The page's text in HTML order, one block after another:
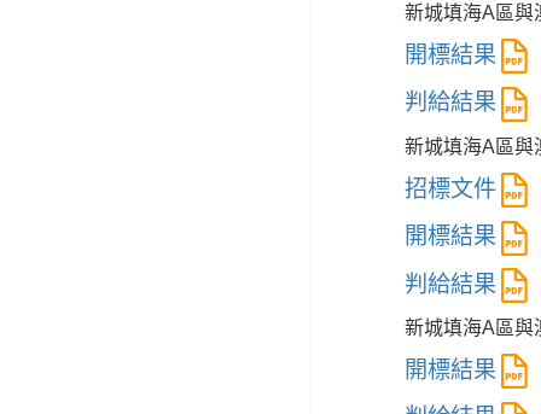
新城填海A區與
開標結果
判給結果
新城填海A區與
招標文件
開標結果
判給結果
新城填海A區與
開標結果